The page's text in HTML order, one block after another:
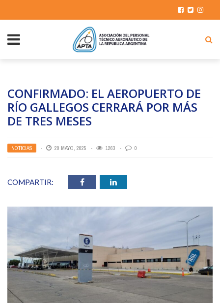
CONFIRMADO: EL AEROPUERTO DE
RÍO GALLEGOS CERRARÁ POR MÁS
DE TRES MESES
NOTICIAS 20 MAYO, 2025 1263 0
COMPARTIR: